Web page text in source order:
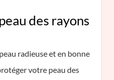
des rayons
radieuse et en bonne
votre peau des